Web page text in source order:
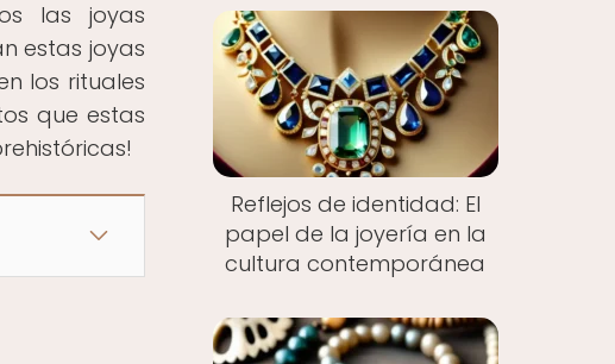
las joyas
estas joyas
los rituales
que estas
Reflejos de identidad: El
papel de la joyería en la
cultura contemporánea